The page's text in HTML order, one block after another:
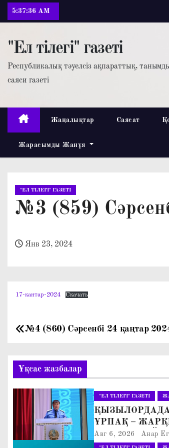
5:37:37 AM
"Ел тілегі" газеті
Республикалық тәуелсіз ақпараттық,
саяси газеті
Жаңалықтар Саясат
Жарасымды Жанұя
"ЕЛ ТІЛЕГІ" ГАЗЕТІ
№3 (859)
Янв 23, 2024
17-кантар-2024 Скачать
Н
в
и
г
а
№4 (860) Сәрсенбі 24 қаңтар
Ұқсас жазбалар
"ЕЛ ТІЛЕГІ" ГАЗЕТІ
ҰРПАҚ –
АТТЫ
ӨТТІ
Авг 6, 2026 Анар